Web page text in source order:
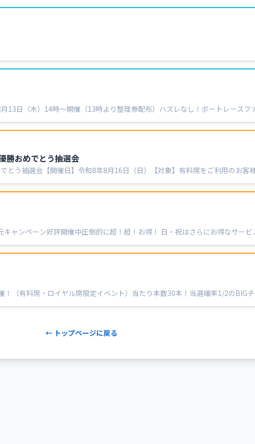
13日（木）14時～開催（13時より整理券配布）ハズレなし！ボートレースフ
勝おめでとう抽選会
とう抽選会【開催日】令和8年8月16日（日）【対象】有料席をご利用のお客
キャンペーン好評開催中圧倒的に超！超！お得！ 日・祝はさらにお得なサー
！（有料席・ロイヤル席限定イベント）当たり本数30本！当選確率1/2のBIG
← トップページに戻る